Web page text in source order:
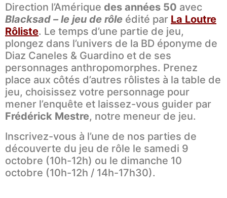
Direction l’Amérique des années 50 avec
Blacksad – le jeu de rôle édité par La Loutre
Rôliste. Le temps d’une partie de jeu,
plongez dans l’univers de la BD éponyme de
Diaz Caneles & Guardino et de ses
personnages anthropomorphes. Prenez
place aux côtés d’autres rôlistes à la table de
jeu, choisissez votre personnage pour
mener l’enquête et laissez-vous guider par
Frédérick Mestre, notre meneur de jeu.
Inscrivez-vous à l’une de nos parties de
découverte du jeu de rôle le samedi 9
octobre (10h-12h) ou le dimanche 10
octobre (10h-12h / 14h-17h30).